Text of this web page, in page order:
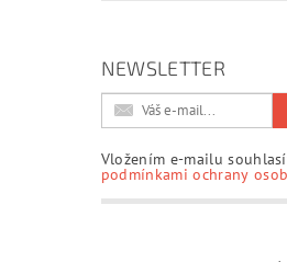
NEWSLETTER
Vložením e-mailu
podmínkami ochrany